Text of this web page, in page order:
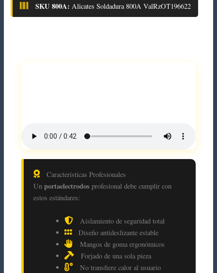
SKU 800A: Alicates Soldadura 800A ValRzOT196622
Características Profesionales
Unportaelectrodos profesional debe cumplir con
estos estándares:
Aislamiento de seguridad total
Diseño antideslizante estable
Mangos de goma ergonómicos
Forjado de una sola pieza
No transfiere calor al usuario